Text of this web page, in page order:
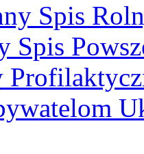
Spis
Spis